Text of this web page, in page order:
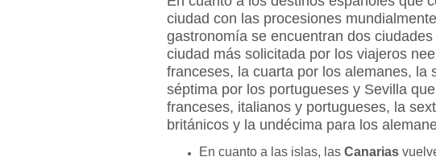
ciudad con las procesiones
gastronomía se encuentran dos
ciudad más solicitada por los viajeros
franceses, la cuarta por los alemanes, la
séptima por los portugueses y Sevilla
franceses, italianos y portugueses, la
británicos y la undécima para los
En cuanto a las islas, las Canarias